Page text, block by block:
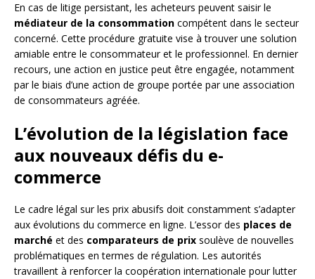
En cas de litige persistant, les acheteurs peuvent saisir le
médiateur de la consommation compétent dans le secteur
concerné. Cette procédure gratuite vise à trouver une solution
amiable entre le consommateur et le professionnel. En dernier
recours, une action en justice peut être engagée, notamment
par le biais d’une action de groupe portée par une association
de consommateurs agréée.
L’évolution de la législation face
aux nouveaux défis du e-
commerce
Le cadre légal sur les prix abusifs doit constamment s’adapter
aux évolutions du commerce en ligne. L’essor des places de
marché et des comparateurs de prix soulève de nouvelles
problématiques en termes de régulation. Les autorités
travaillent à renforcer la coopération internationale pour lutter